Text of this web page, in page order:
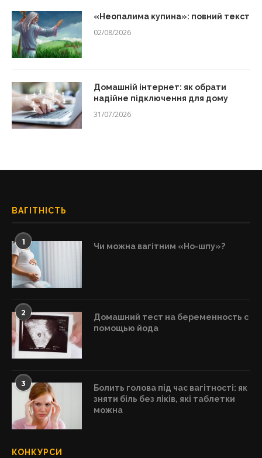
«Неопалима купина»: повний текст
02/08/2026
Домашній інтернет: як обрати
надійне підключення для дому
31/07/2026
ВАГІТНІСТЬ
1 Чи можна вагітним «Но-шпу»?
2
Домашний тест на беременность с
помощью йода
3
Болить голова під час вагітності: як
зняти біль без ліків, які таблетки
можна
КОНКУРСИ